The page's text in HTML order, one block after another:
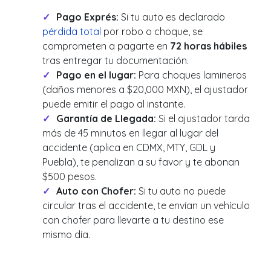
Pago Exprés: Si tu auto es declarado
pérdida total por robo o choque, se
comprometen a pagarte en 72 horas hábiles
tras entregar tu documentación.
Pago en el lugar: Para choques lamineros
(daños menores a $20,000 MXN), el ajustador
puede emitir el pago al instante.
Garantía de Llegada: Si el ajustador tarda
más de 45 minutos en llegar al lugar del
accidente (aplica en CDMX, MTY, GDL y
Puebla), te penalizan a su favor y te abonan
$500 pesos.
Auto con Chofer: Si tu auto no puede
circular tras el accidente, te envían un vehículo
con chofer para llevarte a tu destino ese
mismo día.